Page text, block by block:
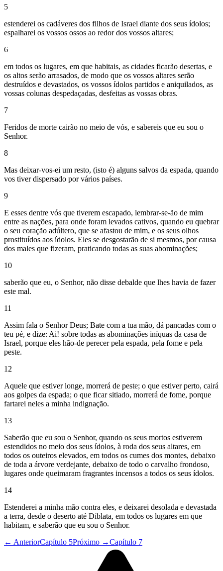
5
estenderei os cadáveres dos filhos de Israel diante dos seus ídolos;
espalharei os vossos ossos ao redor dos vossos altares;
6
em todos os lugares, em que habitais, as cidades ficarão desertas, e
os altos serão arrasados, de modo que os vossos altares serão
destruídos e devastados, os vossos ídolos partidos e aniquilados, as
vossas colunas despedaçadas, desfeitas as vossas obras.
7
Feridos de morte cairão no meio de vós, e sabereis que eu sou o
Senhor.
8
Mas deixar-vos-ei um resto, (isto é) alguns salvos da espada, quando
vos tiver dispersado por vários países.
9
E esses dentre vós que tiverem escapado, lembrar-se-ão de mim
entre as nações, para onde foram levados cativos, quando eu quebrar
o seu coração adúltero, que se afastou de mim, e os seus olhos
prostituídos aos ídolos. Eles se desgostarão de si mesmos, por causa
dos males que fizeram, praticando todas as suas abominações;
10
saberão que eu, o Senhor, não disse debalde que lhes havia de fazer
este mal.
11
Assim fala o Senhor Deus; Bate com a tua mão, dá pancadas com o
teu pé, e dize: Ai! sobre todas as abominações iníquas da casa de
Israel, porque eles hão-de perecer pela espada, pela fome e pela
peste.
12
Aquele que estiver longe, morrerá de peste; o que estiver perto, cairá
aos golpes da espada; o que ficar sitiado, morrerá de fome, porque
fartarei neles a minha indignação.
13
Saberão que eu sou o Senhor, quando os seus mortos estiverem
estendidos no meio dos seus ídolos, à roda dos seus altares, em
todos os outeiros elevados, em todos os cumes dos montes, debaixo
de toda a árvore verdejante, debaixo de todo o carvalho frondoso,
lugares onde queimaram fragrantes incensos a todos os seus ídolos.
14
Estenderei a minha mão contra eles, e deixarei desolada e devastada
a terra, desde o deserto até Diblata, em todos os lugares em que
habitam, e saberão que eu sou o Senhor.
← AnteriorCapítulo 5Próximo →Capítulo 7